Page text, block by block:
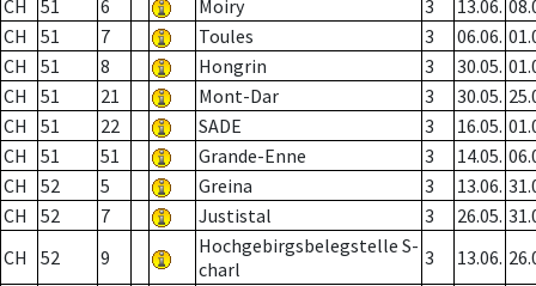
CH 51 6 Moiry 3 13.06.
CH
51 7 Toules 3 06.06.
CH
51 8 Hongrin 3 30.05.
CH
51 21 Mont-Dar 3 30.05.
CH
51 22 SADE 3 16.05.
CH
51 51 Grande-Enne 3 14.05.
CH
52 5 Greina 3 13.06.
CH
52 7 Justistal 3 26.05.
CH
52 9
Hochgebirgsbelegstelle S-
charl
3 13.06.